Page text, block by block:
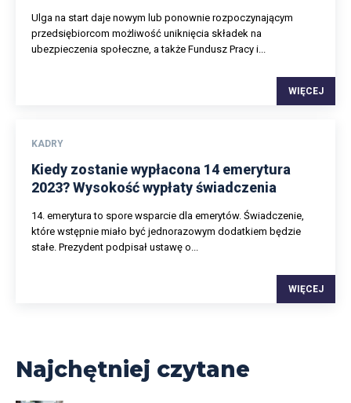
Ulga na start daje nowym lub ponownie rozpoczynającym
przedsiębiorcom możliwość uniknięcia składek na
ubezpieczenia społeczne, a także Fundusz Pracy i...
WIĘCEJ
KADRY
Kiedy zostanie wypłacona 14 emerytura
2023? Wysokość wypłaty świadczenia
14. emerytura to spore wsparcie dla emerytów. Świadczenie,
które wstępnie miało być jednorazowym dodatkiem będzie
stałe. Prezydent podpisał ustawę o...
WIĘCEJ
Najchętniej czytane